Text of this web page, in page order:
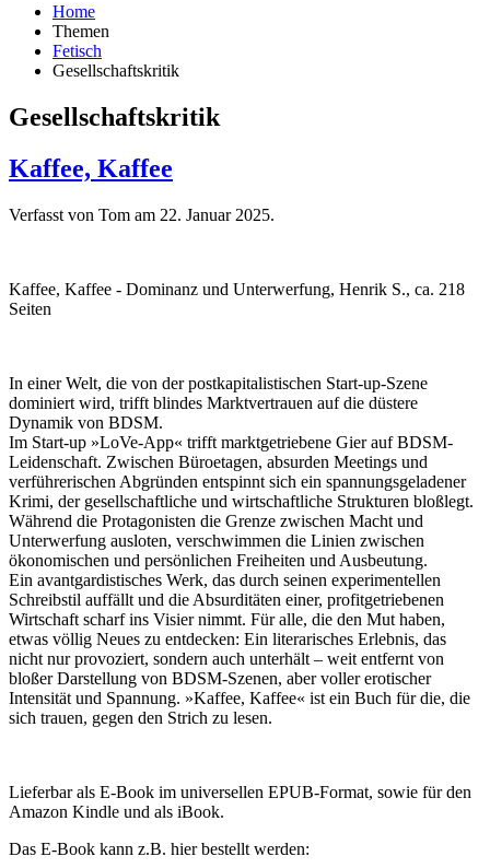
Home
Themen
Fetisch
Gesellschaftskritik
Gesellschaftskritik
Kaffee, Kaffee
Verfasst von Tom am 22. Januar 2025.
Kaffee, Kaffee - Dominanz und Unterwerfung, Henrik S., ca. 218
Seiten
In einer Welt, die von der postkapitalistischen Start-up-Szene
dominiert wird, trifft blindes Marktvertrauen auf die düstere
Dynamik von BDSM.
Im Start-up »LoVe-App« trifft marktgetriebene Gier auf BDSM-
Leidenschaft. Zwischen Büroetagen, absurden Meetings und
verführerischen Abgründen entspinnt sich ein spannungsgeladener
Krimi, der gesellschaftliche und wirtschaftliche Strukturen bloßlegt.
Während die Protagonisten die Grenze zwischen Macht und
Unterwerfung ausloten, verschwimmen die Linien zwischen
ökonomischen und persönlichen Freiheiten und Ausbeutung.
Ein avantgardistisches Werk, das durch seinen experimentellen
Schreibstil auffällt und die Absurditäten einer, profitgetriebenen
Wirtschaft scharf ins Visier nimmt. Für alle, die den Mut haben,
etwas völlig Neues zu entdecken: Ein literarisches Erlebnis, das
nicht nur provoziert, sondern auch unterhält – weit entfernt von
bloßer Darstellung von BDSM-Szenen, aber voller erotischer
Intensität und Spannung. »Kaffee, Kaffee« ist ein Buch für die, die
sich trauen, gegen den Strich zu lesen.
Lieferbar als E-Book im universellen EPUB-Format, sowie für den
Amazon Kindle und als iBook.
Das E-Book kann z.B. hier bestellt werden: